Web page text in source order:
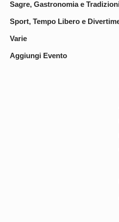
Sagre, Gastronomia e
Sport, Tempo Libero e
Varie
Aggiungi Evento